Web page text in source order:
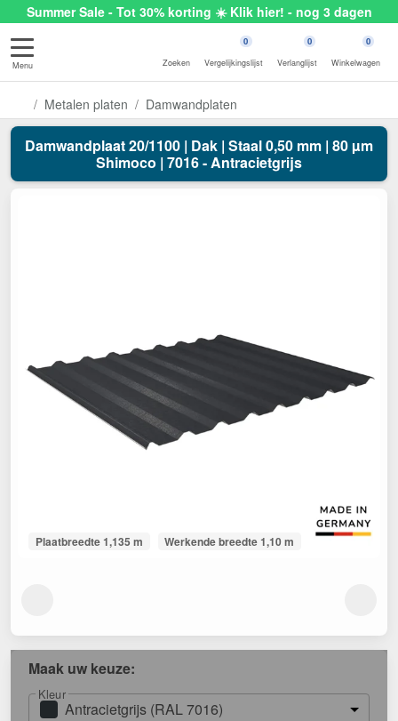
Summer Sale - Tot 30% korting ☀️ Klik hier! - nog 3 dagen
Menu Zoeken
0
Vergelijkingslijst
0
Verlanglijst
0
Winkelwagen
Metalen platen Damwandplaten
Damwandplaat 20/1100 | Dak | Staal 0,50 mm | 80 µm
Shimoco | 7016 - Antracietgrijs
Plaatbreedte 1,135 m Werkende breedte 1,10 m
Maak uw keuze:
Kleur
Antracietgrijs (RAL 7016)